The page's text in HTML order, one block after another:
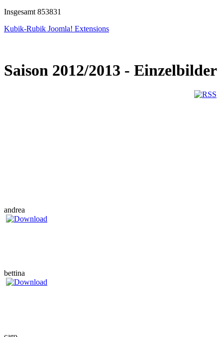
Insgesamt 853831
Kubik-Rubik Joomla! Extensions
Saison 2012/2013 - Einzelbilder
andrea
bettina